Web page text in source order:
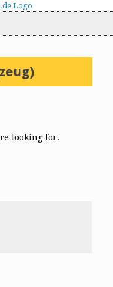
looking for.